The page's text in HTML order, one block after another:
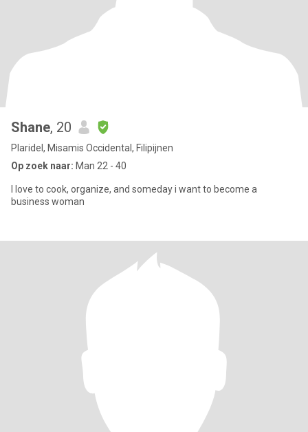
Shane, 20
Plaridel, Misamis Occidental, Filipijnen
Op zoek naar: Man 22 - 40
I love to cook, organize, and someday i want to become a
business woman